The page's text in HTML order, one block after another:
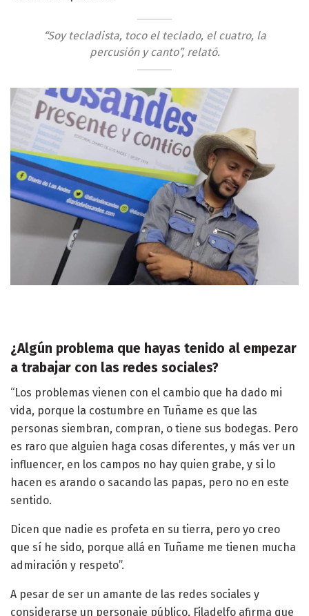
“Soy tecladista, toco el teclado, el cuatro, la
percusión y canto”, relató.
¿Algún problema que hayas tenido al empezar
a trabajar con las redes sociales?
“Los problemas vienen con el cambio que ha dado mi
vida, porque la costumbre en Tuñame es que las
personas siembran, compran, o tiene sus bodegas. Pero
es raro que alguien haga cosas diferentes, y más ver un
influencer, en los campos no hay quien grabe, y si lo
hacen es arando o sacando las papas, pero no en este
sentido.
Dicen que nadie es profeta en su tierra, pero yo creo
que sí he sido, porque allá en Tuñame me tienen mucha
admiración y respeto”.
A pesar de ser un amante de las redes sociales y
considerarse un personaje público, Filadelfo afirma que